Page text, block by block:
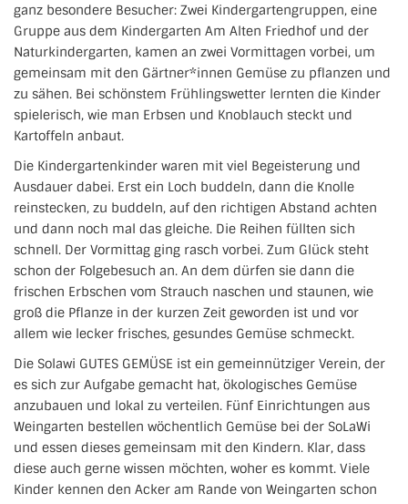
ganz besondere Besucher: Zwei Kindergartengruppen, eine
Gruppe aus dem Kindergarten Am Alten Friedhof und der
Naturkindergarten, kamen an zwei Vormittagen vorbei, um
gemeinsam mit den Gärtner*innen Gemüse zu pflanzen und
zu sähen. Bei schönstem Frühlingswetter lernten die Kinder
spielerisch, wie man Erbsen und Knoblauch steckt und
Kartoffeln anbaut.
Die Kindergartenkinder waren mit viel Begeisterung und
Ausdauer dabei. Erst ein Loch buddeln, dann die Knolle
reinstecken, zu buddeln, auf den richtigen Abstand achten
und dann noch mal das gleiche. Die Reihen füllten sich
schnell. Der Vormittag ging rasch vorbei. Zum Glück steht
schon der Folgebesuch an. An dem dürfen sie dann die
frischen Erbschen vom Strauch naschen und staunen, wie
groß die Pflanze in der kurzen Zeit geworden ist und vor
allem wie lecker frisches, gesundes Gemüse schmeckt.
Die Solawi GUTES GEMÜSE ist ein gemeinnütziger Verein, der
es sich zur Aufgabe gemacht hat, ökologisches Gemüse
anzubauen und lokal zu verteilen. Fünf Einrichtungen aus
Weingarten bestellen wöchentlich Gemüse bei der SoLaWi
und essen dieses gemeinsam mit den Kindern. Klar, dass
diese auch gerne wissen möchten, woher es kommt. Viele
Kinder kennen den Acker am Rande von Weingarten schon